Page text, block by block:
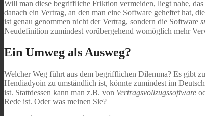
Will man diese begriffliche Friktion vermeiden, liegt nahe,
danach ein Vertrag, an den man eine Software geheftet hat,
ist genau genommen nicht der Vertrag, sondern die Software
Neudefinition zumindest vorübergehend womöglich mehr
Ein Umweg als Ausweg?
Welcher Weg führt aus dem begrifflichen Dilemma? Es gibt
Hendiadyoin zu umständlich ist, könnte zumindest im
ist. Stattdessen kann man z.B. von Vertragsvollzugssoftware
Rede ist. Oder was meinen Sie?